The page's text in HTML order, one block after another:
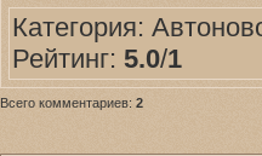
Категория:
Рейтинг: 5.0/1
Всего комментариев: 2